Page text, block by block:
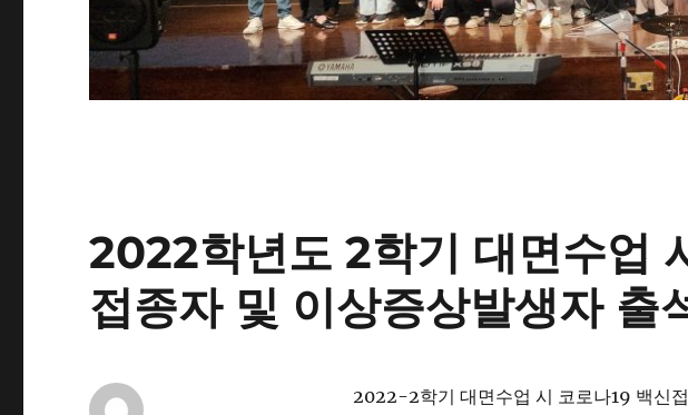
2022학년도 2학기 대면수업
접종자 및 이상증상발생자 출
2022-2학기 대면수업 시 코로나19 백신